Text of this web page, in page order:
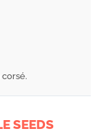
SEEDS